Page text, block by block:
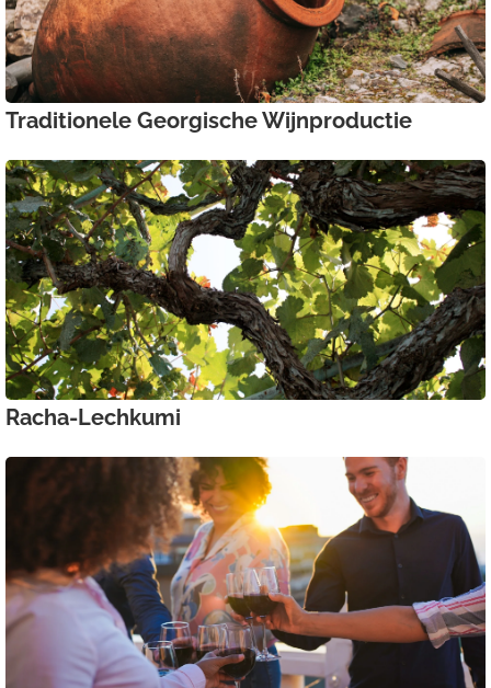
Traditionele Georgische Wijnproductie
Racha-Lechkumi